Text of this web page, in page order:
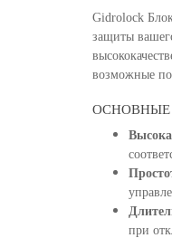
Gidrolock
защиты
возможные
ОСНОВНЫЕ
при